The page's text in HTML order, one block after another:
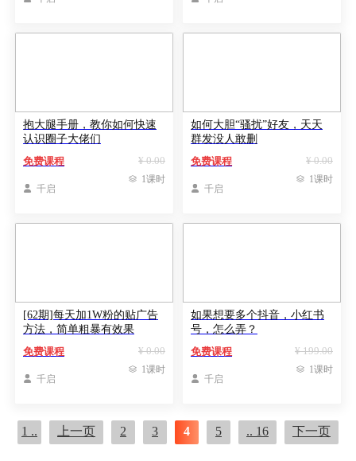
抱大腿手册，教你如何快速
认识圈子大佬们
¥ 0.00
免费课程
 千启
 1课时
如何大胆“骚扰”好友，天天
群发没人敢删
¥ 0.00
免费课程
 千启
 1课时
[62期]每天加1W粉的贴广告
方法，简单粗暴有效果
¥ 0.00
免费课程
 千启
 1课时
如果想要多个抖音，小红书
号，怎么弄？
¥ 199.00
免费课程
 千启
 1课时
1 .. 上一页 2 3 4 5 .. 16 下一页